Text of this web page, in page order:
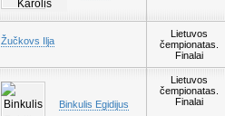
Žučkovs Ilja
Lietuvos
čempionatas.
Finalai
Binkulis Egidijus
Lietuvos
čempionatas.
Finalai